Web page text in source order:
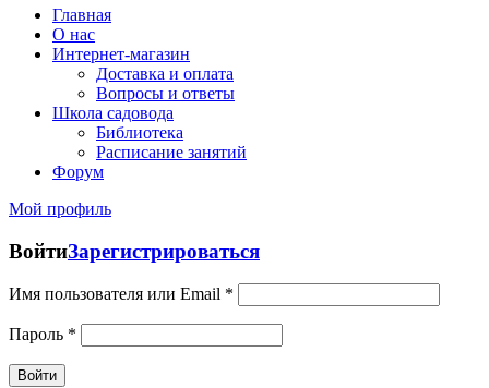
Главная
О нас
Интернет-магазин
Доставка и оплата
Вопросы и ответы
Школа садовода
Библиотека
Расписание занятий
Форум
Мой профиль
ВойтиЗарегистрироваться
Имя пользователя или Email *
Пароль *
Войти